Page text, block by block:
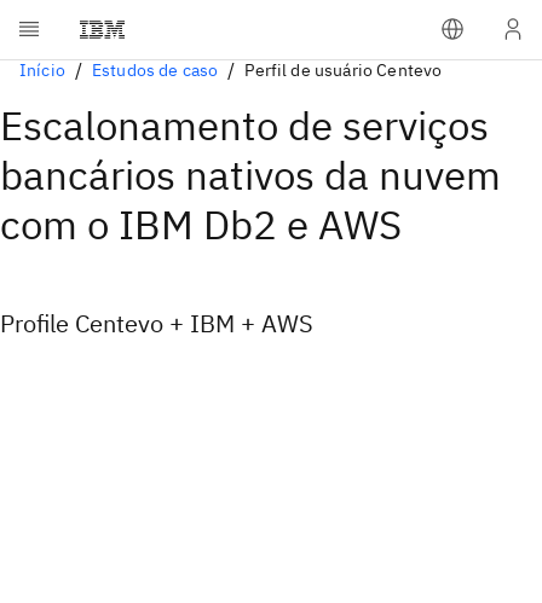
Início Estudos de caso Perfil de usuário Centevo
Escalonamento de serviços
bancários nativos da nuvem
com o IBM Db2 e AWS
Profile Centevo + IBM + AWS